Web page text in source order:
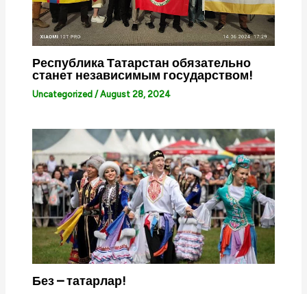
Республика Татарстан обязательно
станет независимым государством!
Uncategorized /August 28, 2024
Без – татарлар!